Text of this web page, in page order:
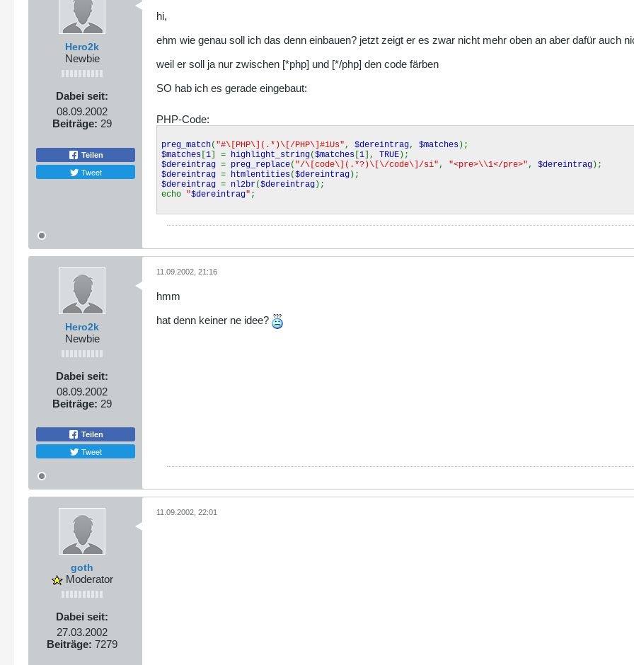
Hero2k
Newbie
Dabei seit:
08.09.2002
Beiträge: 29
Teilen
Tweet
hi,
ehm wie genau soll ich das denn einbauen? jetzt zeigt er es zwar nicht mehr oben an aber dafür auch
weil er soll ja nur zwischen [*php] und [*/php] den code färben
SO hab ich es gerade eingebaut:
PHP-Code:
preg_match( "#\[PHP\](.*)\[/PHP\]#iUs", $dereintrag, $matches );
$matches 1 ] = highlight_string($matches 1 ], TRUE );
$dereintrag = preg_replace( "/\[code\](.*?)\[\/code\]/si", "<pre>\\1</pre>", $dereintrag );
$dereintrag = htmlentities($dereintrag );
$dereintrag = nl2br($dereintrag );
echo "$dereintrag" ;
Hero2k
Newbie
Dabei seit:
08.09.2002
Beiträge: 29
Teilen
Tweet
11.09.2002, 21:16
hmm
hat denn keiner ne idee?
goth
Moderator
Dabei seit:
27.03.2002
Beiträge: 7279
11.09.2002, 22:01